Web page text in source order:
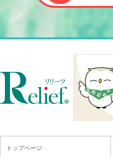
トップページ